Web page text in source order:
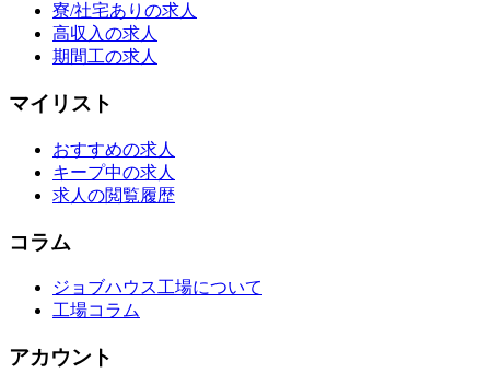
寮/社宅ありの求人
高収入の求人
期間工の求人
マイリスト
おすすめの求人
キープ中の求人
求人の閲覧履歴
コラム
ジョブハウス工場について
工場コラム
アカウント